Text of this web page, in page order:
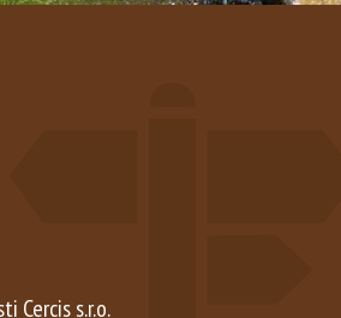
Cercis s.r.o.